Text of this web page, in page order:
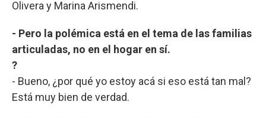
Olivera y Marina Arismendi.
- Pero la polémica está en el tema de las familias
articuladas, no en el hogar en sí.
?
- Bueno, ¿por qué yo estoy acá si eso está tan mal?
Está muy bien de verdad.